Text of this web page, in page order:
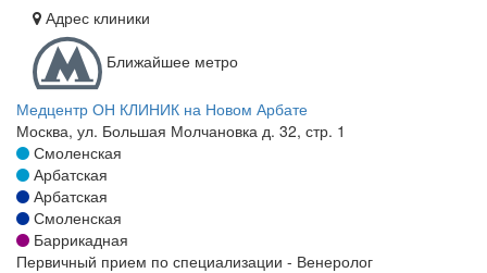
Адрес клиники
Ближайшее метро
Медцентр ОН КЛИНИК на Новом Арбате
Москва, ул. Большая Молчановка д. 32, стр. 1
Смоленская
Арбатская
Арбатская
Смоленская
Баррикадная
Первичный прием по специализации - Венеролог